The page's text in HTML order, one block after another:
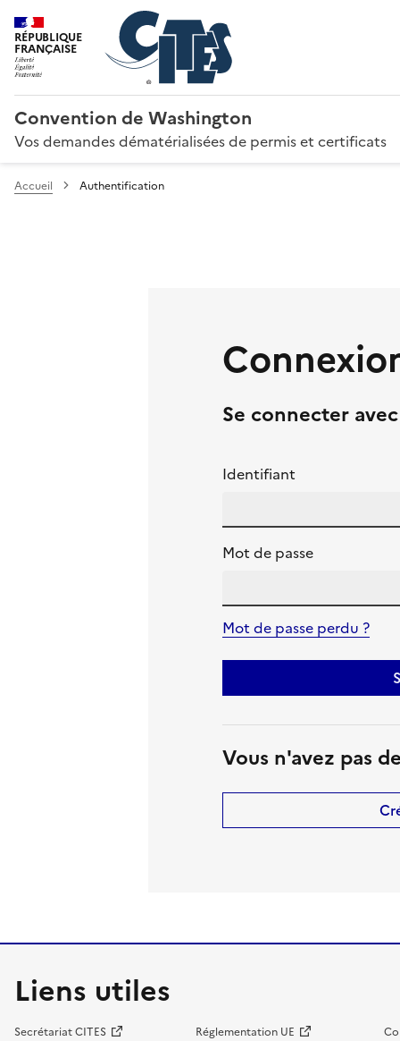
RÉPUBLIQUE
FRANÇAISE
Convention de Washington
Vos demandes dématérialisées de permis et certificats
Accueil Authentification
Se connecter
Identifiant
Mot de passe
Mot de passe perdu ?
Vous n'avez pas
Liens utiles
Secrétariat CITES Réglementation UE